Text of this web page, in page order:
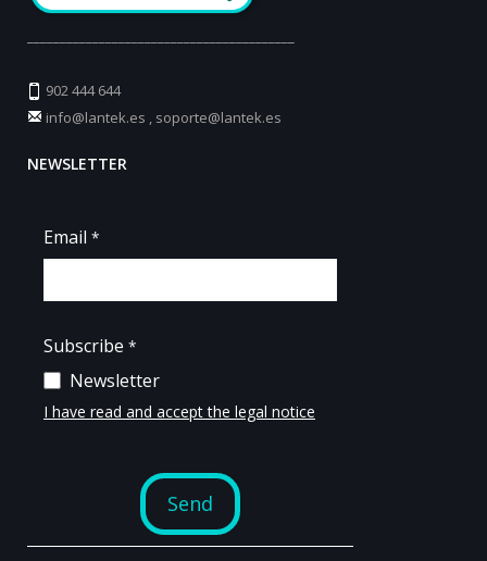
902 444 644
info@lantek.es
soporte@lantek.es
NEWSLETTER